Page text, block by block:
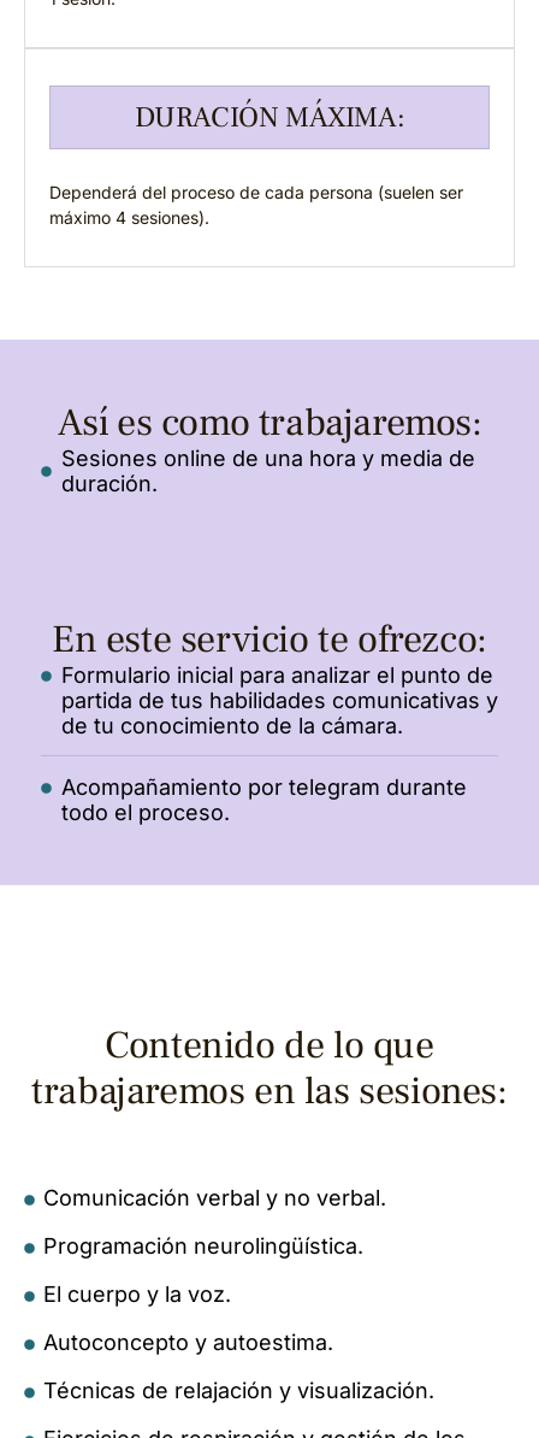
DURACIÓN MÁXIMA:
Dependerá del proceso de cada persona (suelen ser
máximo 4 sesiones).
Así es como trabajaremos:
Sesiones online de una hora y media de
duración.
En este servicio te ofrezco:
Formulario inicial para analizar el punto de
partida de tus habilidades comunicativas y
de tu conocimiento de la cámara.
Acompañamiento por telegram durante
todo el proceso.
Contenido de lo que
trabajaremos en las sesiones:
Comunicación verbal y no verbal.
Programación neurolingüística.
El cuerpo y la voz.
Autoconcepto y autoestima.
Técnicas de relajación y visualización.